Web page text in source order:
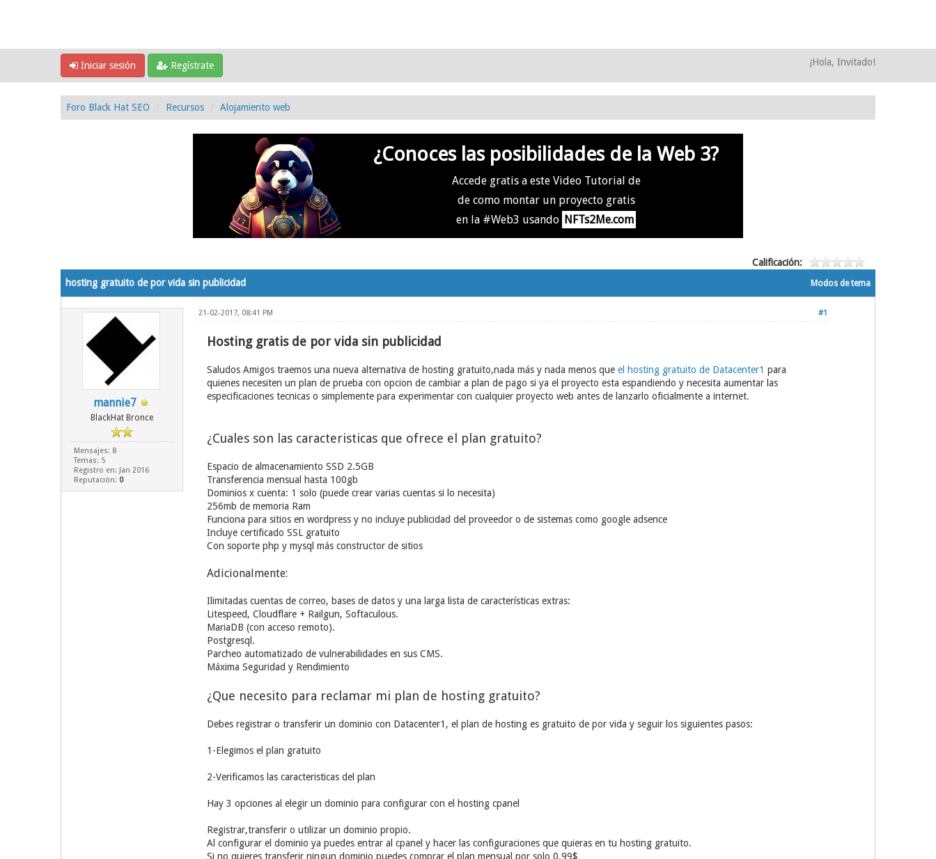
Iniciar sesión Regístrate ¡Hola, Invitado!
Foro Black Hat SEO Recursos Alojamiento web
¿Conoces las posibilidades de la Web 3?
Accede gratis a este Video Tutorial de
de como montar un proyecto gratis
en la #Web3 usando NFTs2Me.com
Calificación:
Modos de tema
hosting gratuito de por vida sin publicidad
mannie7
BlackHat Bronce
Mensajes: 8
Temas: 5
Registro en: Jan 2016
Reputación: 0
#1
21-02-2017, 08:41 PM
Hosting gratis de por vida sin publicidad
Saludos Amigos traemos una nueva alternativa de hosting gratuito,nada más y nada menos que el hosting gratuito de Datacenter1 para
quienes necesiten un plan de prueba con opcion de cambiar a plan de pago si ya el proyecto esta espandiendo y necesita aumentar las
especificaciones tecnicas o simplemente para experimentar con cualquier proyecto web antes de lanzarlo oficialmente a internet.
¿Cuales son las caracteristicas que ofrece el plan gratuito?
Espacio de almacenamiento SSD 2.5GB
Transferencia mensual hasta 100gb
Dominios x cuenta: 1 solo (puede crear varias cuentas si lo necesita)
256mb de memoria Ram
Funciona para sitios en wordpress y no incluye publicidad del proveedor o de sistemas como google adsence
Incluye certificado SSL gratuito
Con soporte php y mysql más constructor de sitios
Adicionalmente:
Ilimitadas cuentas de correo, bases de datos y una larga lista de características extras:
Litespeed, Cloudflare + Railgun, Softaculous.
MariaDB (con acceso remoto).
Postgresql.
Parcheo automatizado de vulnerabilidades en sus CMS.
Máxima Seguridad y Rendimiento
¿Que necesito para reclamar mi plan de hosting gratuito?
Debes registrar o transferir un dominio con Datacenter1, el plan de hosting es gratuito de por vida y seguir los siguientes pasos:
1-Elegimos el plan gratuito
2-Verificamos las caracteristicas del plan
Hay 3 opciones al elegir un dominio para configurar con el hosting cpanel
Registrar,transferir o utilizar un dominio propio.
Al configurar el dominio ya puedes entrar al cpanel y hacer las configuraciones que quieras en tu hosting gratuito.
Si no quieres transferir ningun dominio puedes comprar el plan mensual por solo 0.99$